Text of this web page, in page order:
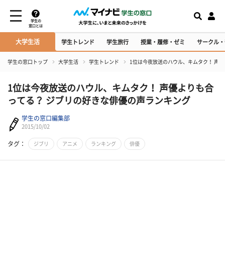
学生の
窓口とは
大学生活 学生トレンド 学生旅行 授業・履修・ゼミ サークル
学生の窓口トップ 大学生活 学生トレンド 1位は今夜放送のハウル、キムタク！ 声
1位は今夜放送のハウル、キムタク！ 声優よりも合
ってる？ ジブリの好きな俳優の声ランキング
学生の窓口編集部
2015/10/02
タグ： ジブリ アニメ ランキング 俳優